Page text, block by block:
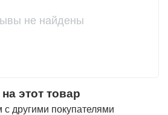
не найдены
этот товар
другими покупателями